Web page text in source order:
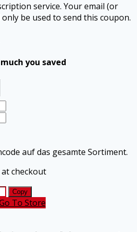
service. Your email (or
be used to send this coupon.
you saved
auf das gesamte Sortiment.
checkout
Copy
To Store